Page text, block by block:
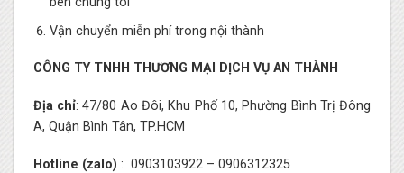
Vận chuyển miễn phí trong nội thành
CÔNG TY TNHH THƯƠNG MẠI DỊCH VỤ AN THÀNH
Địa chỉ: 47/80 Ao Đôi, Khu Phố 10, Phường Bình Trị Đông
A, Quận Bình Tân, TP.HCM
Hotline (zalo) : 0903103922– 0906312325